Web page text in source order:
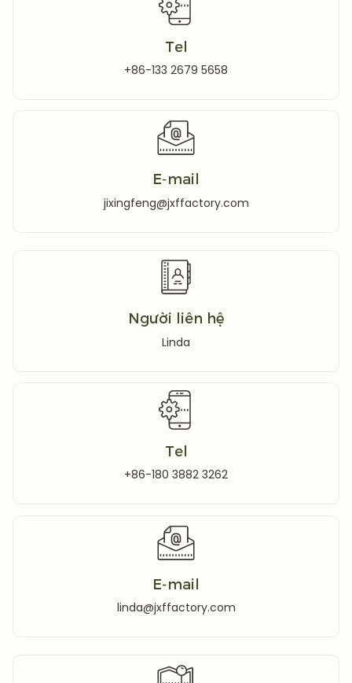
Tel
+86-133 2679 5658
E-mail
jixingfeng@jxffactory.com
Người liên hệ
Linda
Tel
+86-180 3882 3262
E-mail
linda@jxffactory.com